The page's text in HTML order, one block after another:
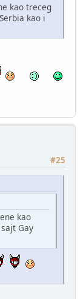
kao treceg
kao i
#25
kao
Gay